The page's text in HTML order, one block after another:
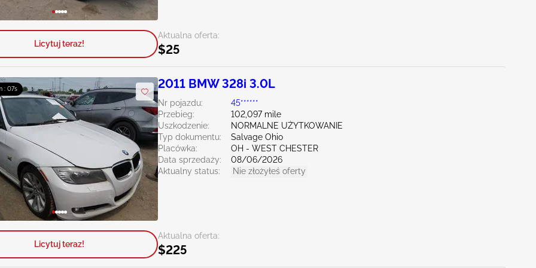
Aktualna oferta:
$25
Licytuj teraz!
: 06s 2011 BMW 328i 3.0L
Nr pojazdu:
45******
Przebieg:
102,097 mile
Uszkodzenie:
NORMALNE UŻYTKOWANIE
Typ dokumentu:
Salvage Ohio
Placówka:
OH - WEST CHESTER
Data sprzedaży:
08/06/2026
Aktualny status:
Nie złożyłeś oferty
Aktualna oferta:
$225
Licytuj teraz!